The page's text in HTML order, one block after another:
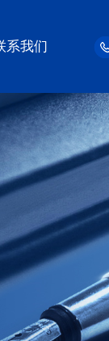
系我们